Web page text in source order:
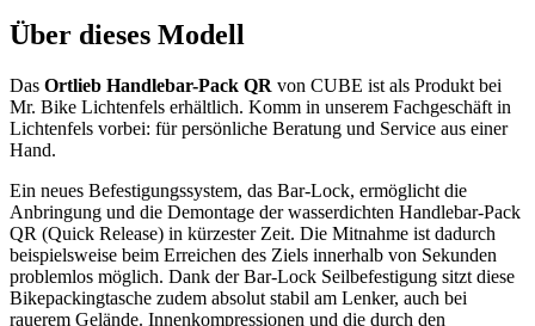
Über dieses Modell
Das Ortlieb Handlebar-Pack QR von CUBE ist als Produkt bei
Mr. Bike Lichtenfels erhältlich. Komm in unserem Fachgeschäft in
Lichtenfels vorbei: für persönliche Beratung und Service aus einer
Hand.
Ein neues Befestigungssystem, das Bar-Lock, ermöglicht die
Anbringung und die Demontage der wasserdichten Handlebar-Pack
QR (Quick Release) in kürzester Zeit. Die Mitnahme ist dadurch
beispielsweise beim Erreichen des Ziels innerhalb von Sekunden
problemlos möglich. Dank der Bar-Lock Seilbefestigung sitzt diese
Bikepackingtasche zudem absolut stabil am Lenker, auch bei
rauerem Gelände. Innenkompressionen und die durch den